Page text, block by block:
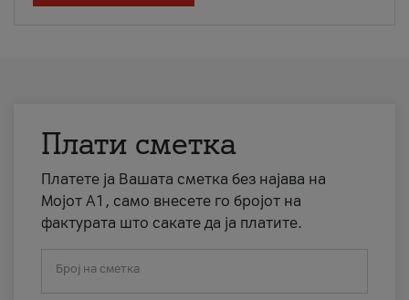
Плати сметка
Платете ја Вашата сметка без најава на
Мојот А1, само внесете го бројот на
фактурата што сакате да ја платите.
Број на сметка